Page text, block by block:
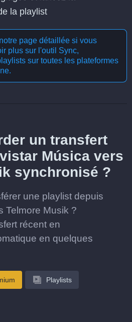
la playlist
page détaillée si vous
plus sur l'outil Sync,
sur toutes les plateformes
.
un transfert
Música vers
synchronisé ?
une playlist depuis
Telmore Musik ?
récent en
en quelques
Playlists